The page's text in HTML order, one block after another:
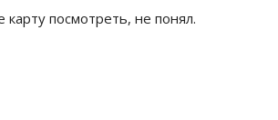
посмотреть, не понял.